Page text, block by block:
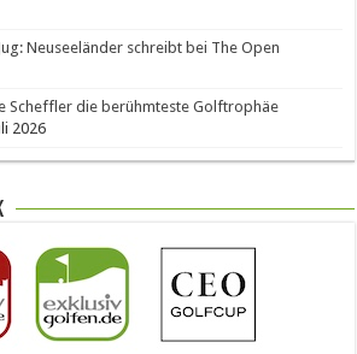
Neuseeländer schreibt bei The Open
Scheffler die berühmteste Golftrophäe
2026